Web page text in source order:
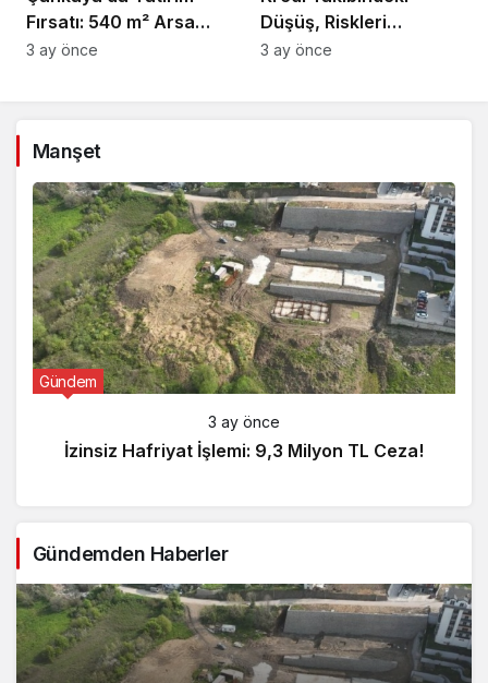
Fırsatı: 540 m² Arsa
Satışı
3 ay önce
Düşüş, Riskleri
Artırıyor!
3 ay önce
Manşet
Gündem
3 ay önce
İzinsiz Hafriyat İşlemi: 9,3 Milyon TL Ceza!
Gündemden Haberler